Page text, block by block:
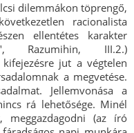
dilemmákon töprengő,
racionalista
ellentétes karakter
Razumihin, III.2.)
jut a végtelen
a megvetése.
Jellemvonása a
rá lehetősége. Minél
meggazdagodni (az író